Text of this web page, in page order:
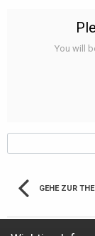
You will
GEHE ZUR